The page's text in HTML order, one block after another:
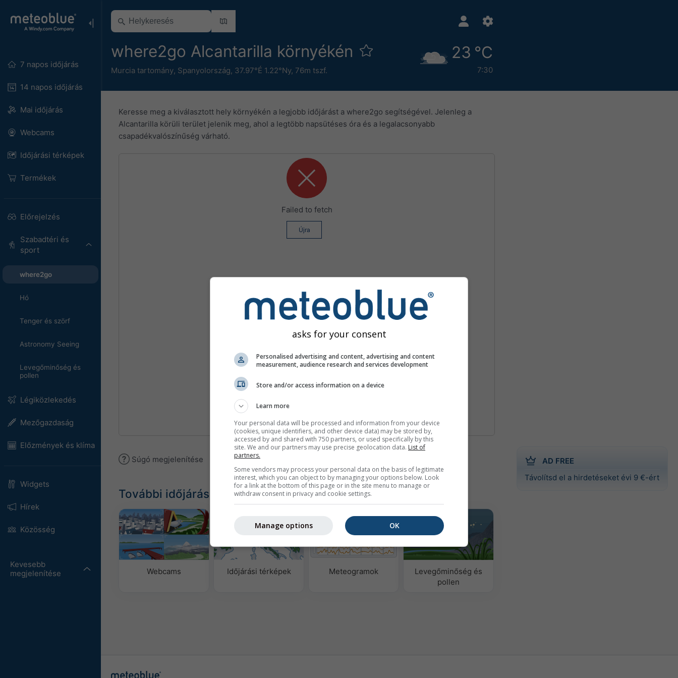
7 napos időjárás
14 napos időjárás
Mai időjárás
Webcams
Időjárási térképek
Termékek
Előrejelzés
Szabadtéri és
sport
where2go
Hó
Tenger és szörf
Astronomy Seeing
Levegőminőség és
pollen
Légiközlekedés
Mezőgazdaság
Előzmények és klíma
Widgets
Hírek
Közösség
Kevesebb
megjelenítése
where2go Alcantarilla környékén
Murcia tartomány, Spanyolország, 37.97°É 1.22°Ny, 76m tszf.
23 °C
7:30
AD FREE
Távolítsd el a hirdetéseket évi 9 €-ért
Keresse meg a kiválasztott hely környékén a legjobb időjárást a where2go segítségével. Jelenleg a
Alcantarilla körüli terület jelenik meg, ahol a legtöbb napsütéses óra és a legalacsonyabb
csapadékvalószínűség várható.
Failed to fetch
Újra
Súgó megjelenítése
További időjárási adatok
Webcams Időjárási térképek Meteogramok
Levegőminőség és
pollen
asks for your consent
Personalised advertising and content, advertising and content
measurement, audience research and services development
Store and/or access information on a device
Learn more
Your personal data will be processed and information from your device
(cookies, unique identifiers, and other device data) may be stored by,
accessed by and shared with 750 partners, or used specifically by this
site. We and our partners may use precise geolocation data. List of
partners.
Some vendors may process your personal data on the basis of legitimate
interest, which you can object to by managing your options below. Look
for a link at the bottom of this page or in the site menu to manage or
withdraw consent in privacy and cookie settings.
OK
Manage options